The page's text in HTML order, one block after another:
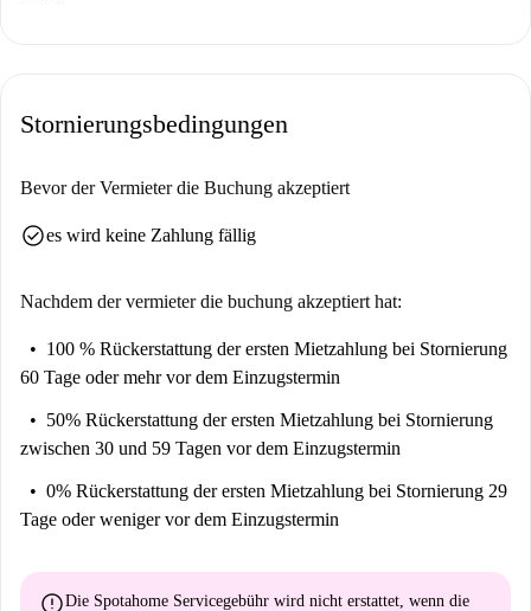
Stornierungsbedingungen
Bevor der Vermieter die Buchung akzeptiert
check_circlees wird keine Zahlung fällig
Nachdem der vermieter die buchung akzeptiert hat:
100 % Rückerstattung der ersten Mietzahlung bei Stornierung
60 Tage oder mehr vor dem Einzugstermin
50% Rückerstattung der ersten Mietzahlung bei Stornierung
zwischen 30 und 59 Tagen vor dem Einzugstermin
0% Rückerstattung der ersten Mietzahlung bei Stornierung 29
Tage oder weniger vor dem Einzugstermin
errorDie Spotahome Servicegebühr wird nicht erstattet , wenn die